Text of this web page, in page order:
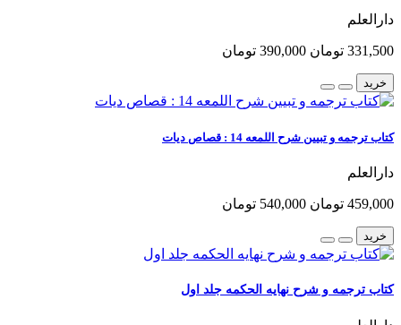
دارالعلم
331,500 تومان 390,000 تومان
خرید
کتاب ترجمه و تبیین شرح اللمعه 14 : قصاص دیات
دارالعلم
459,000 تومان 540,000 تومان
خرید
کتاب ترجمه و شرح نهایه الحکمه جلد اول